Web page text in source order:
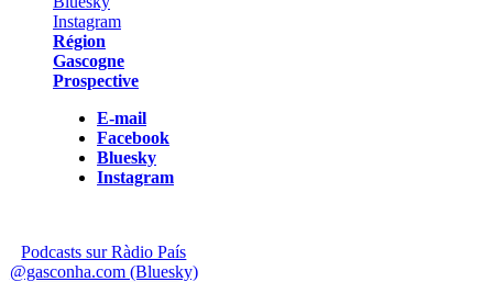
Région
Gascogne
Prospective
E-mail
Facebook
Bluesky
Instagram
Podcasts sur Ràdio País
@gasconha.com (Bluesky)